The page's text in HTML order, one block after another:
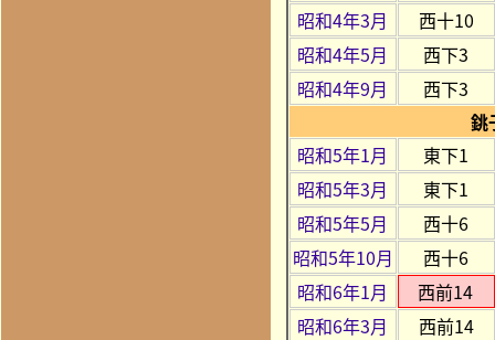
昭和4年3月
西十10
昭和4年5月
西下3
昭和4年9月
西下3
銚
昭和5年1月
東下1
昭和5年3月
東下1
昭和5年5月
西十6
昭和5年10月
西十6
昭和6年1月
西前14
昭和6年3月
西前14